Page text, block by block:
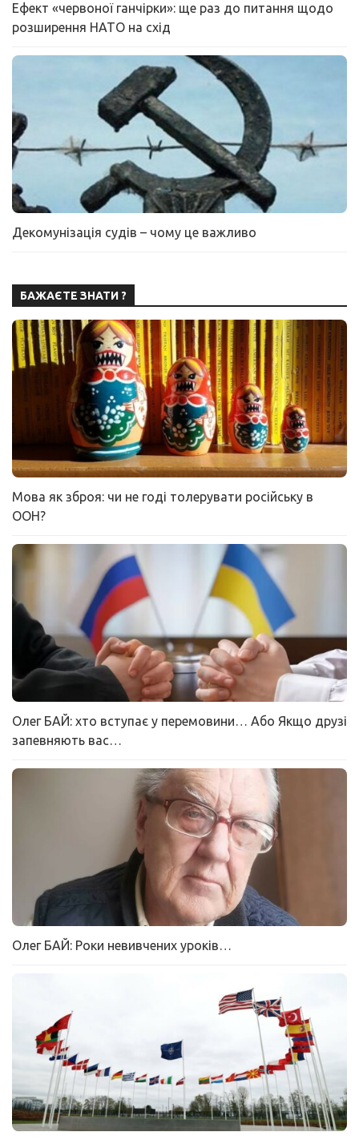
Ефект «червоної ганчірки»: ще раз до питання щодо
розширення НАТО на схід
Декомунізація судів – чому це важливо
БАЖАЄТЕ ЗНАТИ ?
Мова як зброя: чи не годі толерувати російську в
ООН?
Олег БАЙ: хто вступає у перемовини… Або Якщо друзі
запевняють вас…
Олег БАЙ: Роки невивчених уроків…